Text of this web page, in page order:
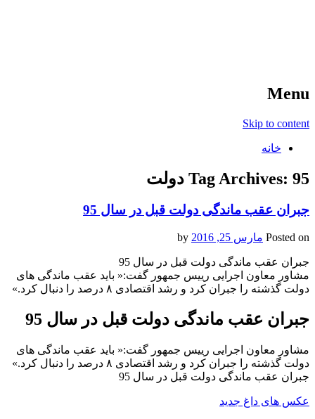
Menu
Skip to content
خانه
Tag Archives: 95 دولت
جبران عقب ماندگی دولت قبل در سال 95
Posted on مارس 25, 2016
جبران عقب ماندگی دولت قبل در سال 95
مشاور معاون اجرایی رییس جمهور گفت:« باید عقب ماندگی های
دولت گذشته را جبران کرد و رشد اقتصادی ۸ درصد را دنبال کرد.»
جبران عقب ماندگی دولت قبل در سال 95
مشاور معاون اجرایی رییس جمهور گفت:« باید عقب ماندگی های
دولت گذشته را جبران کرد و رشد اقتصادی ۸ درصد را دنبال کرد.»
جبران عقب ماندگی دولت قبل در سال 95
عکس های داغ جدید